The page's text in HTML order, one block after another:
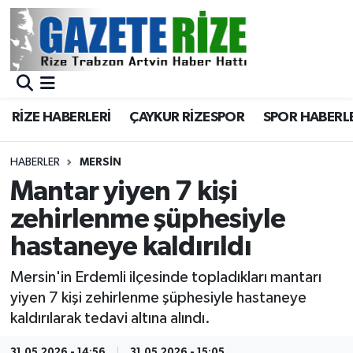
RİZE HABERLERİ ÇAYKUR RİZESPOR SPOR
HABERLER MERSİN
Mantar yiyen 7 kişi
zehirlenme şüphesiyle
hastaneye kaldırıldı
Mersin'in Erdemli ilçesinde topladıkları mantarı
yiyen 7 kişi zehirlenme şüphesiyle hastaneye
kaldırılarak tedavi altına alındı.
BÖLGEMİZ
Asayiş
Rize Jandarma Komutanlığı
Bilim Teknoloji
Advertising news
Merkez Nöbetçi Eczaneler
Merkez Trafik Yoğunluk Haritası
Süper Lig Puan Durumu ve Fikstür
Tüm Manşetler
Son Dakika Haberleri
Haber Arşivi